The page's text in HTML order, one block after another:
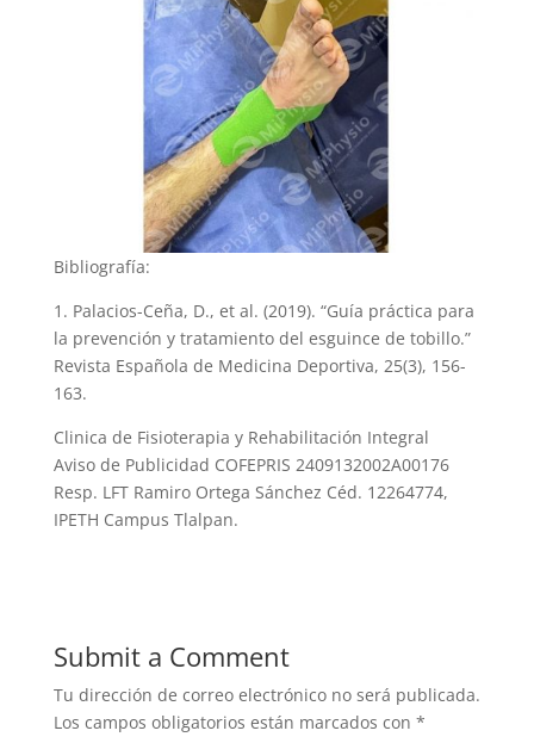
Bibliografía:
1. Palacios-Ceña, D., et al. (2019). “Guía práctica para
la prevención y tratamiento del esguince de tobillo.”
Revista Española de Medicina Deportiva, 25(3), 156-
163.
Clinica de Fisioterapia y Rehabilitación Integral
Aviso de Publicidad COFEPRIS 2409132002A00176
Resp. LFT Ramiro Ortega Sánchez Céd. 12264774,
IPETH Campus Tlalpan.
Submit a Comment
Tu dirección de correo electrónico no será publicada.
Los campos obligatorios están marcados con *